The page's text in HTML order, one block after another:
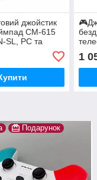
джойстик
CM-615
SL, PC та
Чорний
D9
1
Подарунок